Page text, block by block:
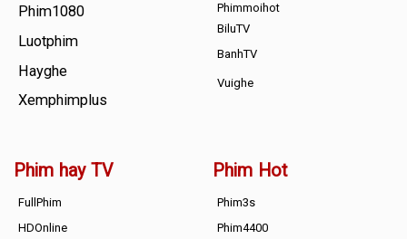
Phim1080
Luotphim
Hayghe
Xemphimplus
Phimmoihot
BiluTV
BanhTV
Vuighe
Phim hay TV
FullPhim
HDOnline
Phim Hot
Phim3s
Phim4400